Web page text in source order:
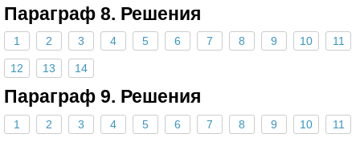
Параграф 8. Решения
1 2 3 4 5 6 7 8 9 10 11
12 13 14
Параграф 9. Решения
1 2 3 4 5 6 7 8 9 10 11